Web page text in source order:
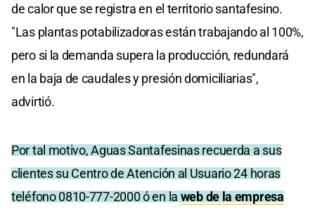
de calor que se registra en el territorio santafesino.
"Las plantas potabilizadoras están trabajando al 100%,
pero si la demanda supera la producción, redundará
en la baja de caudales y presión domiciliarias",
advirtió.
Por tal motivo, Aguas Santafesinas recuerda a sus
clientes su Centro de Atención al Usuario 24 horas
teléfono 0810-777-2000 ó en la web de la empresa